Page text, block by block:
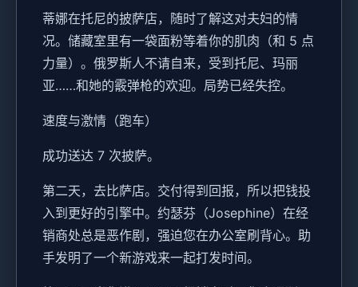
蒂娜在托尼的披萨店，随时了解这对夫妇的情
况。储藏室里有一袋面粉等着你的肌肉（和 5 点
力量）。俄罗斯人不请自来，受到托尼、玛丽
亚……和她的霰弹枪的欢迎。局势已经失控。
速度与激情（跑车）
成功送达 7 次披萨。
第二天，去比萨店。交付得到回报，所以把钱投
入到更好的引擎中。约瑟芬（Josephine）在经
销商处总是恶作剧，强迫您在办公室刷背心。助
手发明了一个新游戏来一起打发时间。